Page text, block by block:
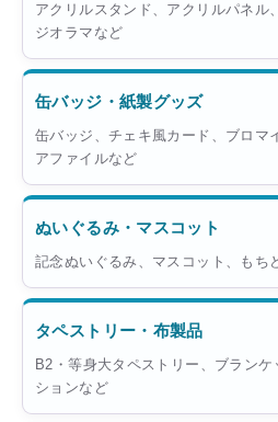
アクリルスタンド、アクリルパネル
ジオラマなど
缶バッジ・紙製グッズ
缶バッジ、チェキ風カード、ブロマ
アファイルなど
ぬいぐるみ・マスコット
記念ぬいぐるみ、マスコット、もち
タペストリー・布製品
B2・等身大タペストリー、ブラン
ションなど